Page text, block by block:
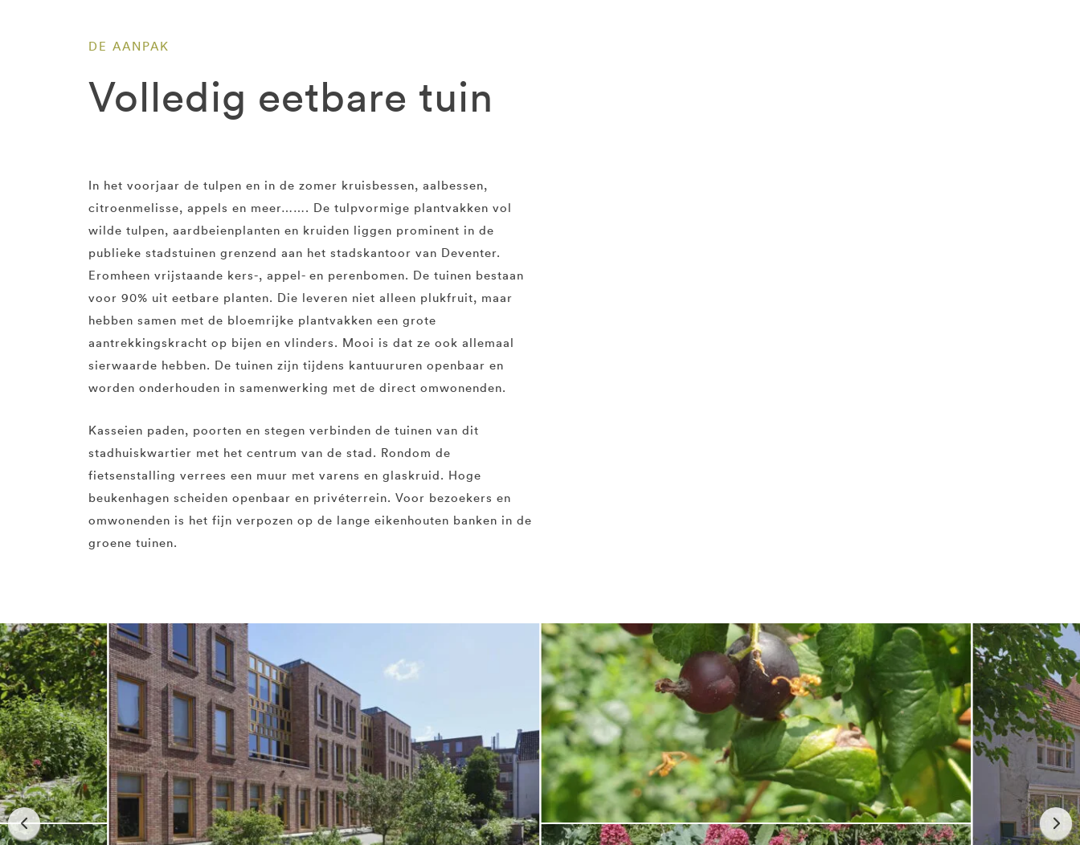
DE AANPAK
Volledig eetbare tuin
In het voorjaar de tulpen en in de zomer kruisbessen, aalbessen,
citroenmelisse, appels en meer……. De tulpvormige plantvakken vol
wilde tulpen, aardbeienplanten en kruiden liggen prominent in de
publieke stadstuinen grenzend aan het stadskantoor van Deventer.
Eromheen vrijstaande kers-, appel- en perenbomen. De tuinen bestaan
voor 90% uit eetbare planten. Die leveren niet alleen plukfruit, maar
hebben samen met de bloemrijke plantvakken een grote
aantrekkingskracht op bijen en vlinders. Mooi is dat ze ook allemaal
sierwaarde hebben. De tuinen zijn tijdens kantuururen openbaar en
worden onderhouden in samenwerking met de direct omwonenden.
Kasseien paden, poorten en stegen verbinden de tuinen van dit
stadhuiskwartier met het centrum van de stad. Rondom de
fietsenstalling verrees een muur met varens en glaskruid. Hoge
beukenhagen scheiden openbaar en privéterrein. Voor bezoekers en
omwonenden is het fijn verpozen op de lange eikenhouten banken in de
groene tuinen.